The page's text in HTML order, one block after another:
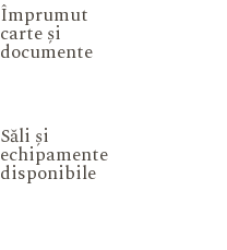
Împrumut
carte și
documente
Săli și
echipamente
disponibile